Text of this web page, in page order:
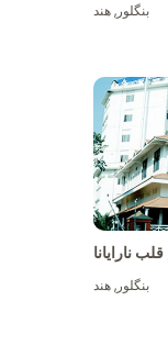
بنگلور,هند
نارایانا
بنگلور,هند